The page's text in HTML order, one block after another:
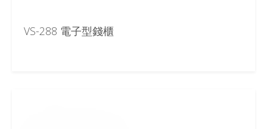
VS-288 電子型錢櫃